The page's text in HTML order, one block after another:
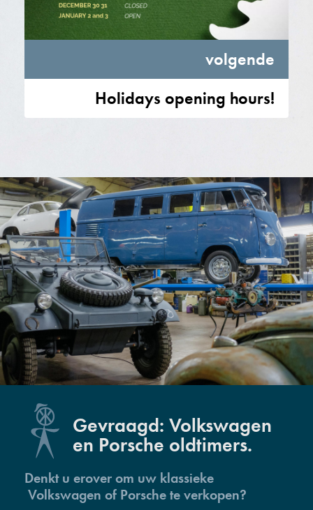
volgende
Holidays opening hours!
Gevraagd: Volkswagen
en Porsche oldtimers.
Denkt u erover om uw klassieke
Volkswagen of Porsche te verkopen?